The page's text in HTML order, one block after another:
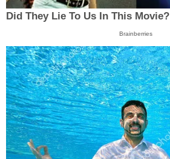
Did They Lie To Us In This Movie?
Brainberries